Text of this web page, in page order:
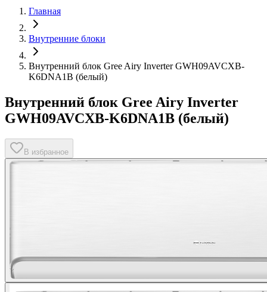
Главная
Внутренние блоки
Внутренний блок Gree Airy Inverter GWH09AVCXB-
K6DNA1B (белый)
Внутренний блок Gree Airy Inverter
GWH09AVCXB-K6DNA1B (белый)
В избранное